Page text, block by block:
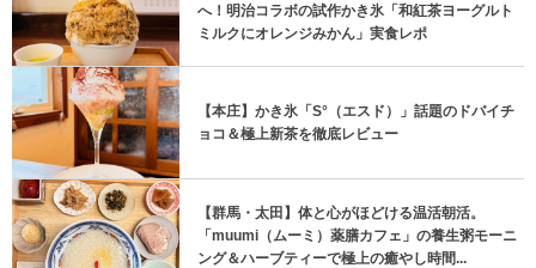
へ！明治コラボの試作かき氷「和紅茶ヨーグルト
ミルクにオレンジみかん」実食レポ
【本庄】かき氷「S°（エスド）」話題のドバイチ
ョコ＆極上新茶を徹底レビュー
【群馬・太田】体と心がほどける温活朝活。
「muumi（ムーミ）薬膳カフェ」の養生粥モーニ
ング＆ハーブティーで極上の癒やし時間...